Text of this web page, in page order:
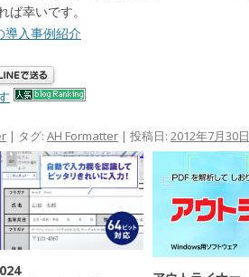
ば幸いです。
導入事例紹介
| タグ: AH Formatter | 投稿日: 2012年7月30日